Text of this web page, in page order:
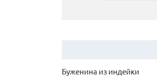
Буженина из индейки